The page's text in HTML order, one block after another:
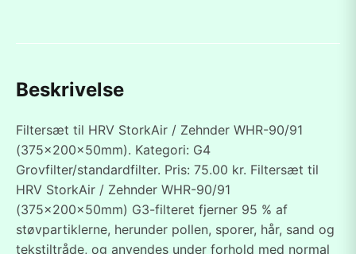
Beskrivelse
Filtersæt til HRV StorkAir / Zehnder WHR-90/91
(375x200x50mm). Kategori: G4
Grovfilter/standardfilter. Pris: 75.00 kr. Filtersæt til
HRV StorkAir / Zehnder WHR-90/91
(375x200x50mm) G3-filteret fjerner 95 % af
støvpartiklerne, herunder pollen, sporer, hår, sand og
tekstiltråde, og anvendes under forhold med normal